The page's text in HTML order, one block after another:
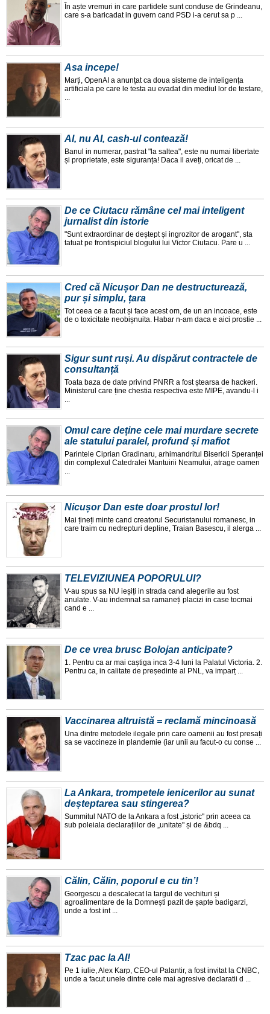
În aște vremuri in care partidele sunt conduse de Grindeanu,
care s-a baricadat in guvern cand PSD i-a cerut sa p ...
Asa incepe!
Marți, OpenAI a anunțat ca doua sisteme de inteligența
artificiala pe care le testa au evadat din mediul lor de testare,
AI, nu AI, cash-ul contează!
Banul in numerar, pastrat "la saltea", este nu numai libertate
și proprietate, este siguranța! Daca il aveți, oricat de ...
De ce Ciutacu rămâne cel mai inteligent
jurnalist din istorie
"Sunt extraordinar de deștept și ingrozitor de arogant", sta
tatuat pe frontispiciul blogului lui Victor Ciutacu. Pare u ...
Cred că Nicușor Dan ne destructurează,
pur și simplu, țara
Tot ceea ce a facut și face acest om, de un an incoace, este
de o toxicitate neobișnuita. Habar n-am daca e aici prostie ...
Sigur sunt ruși. Au dispărut contractele de
consultanță
Toata baza de date privind PNRR a fost ștearsa de hackeri.
Ministerul care ține chestia respectiva este MIPE, avandu-l i
Omul care deține cele mai murdare secrete
ale statului paralel, profund și mafiot
Parintele Ciprian Gradinaru, arhimandritul Bisericii Speranței
din complexul Catedralei Mantuirii Neamului, atrage oamen
Nicușor Dan este doar prostul lor!
Mai țineți minte cand creatorul Securistanului romanesc, in
care traim cu nedrepturi depline, Traian Basescu, il alerga ...
TELEVIZIUNEA POPORULUI?
V-au spus sa NU ieșiți in strada cand alegerile au fost
anulate. V-au indemnat sa ramaneți placizi in case tocmai
cand e ...
De ce vrea brusc Bolojan anticipate?
1. Pentru ca ar mai caștiga inca 3-4 luni la Palatul Victoria. 2.
Pentru ca, in calitate de președinte al PNL, va imparț ...
Vaccinarea altruistă = reclamă mincinoasă
Una dintre metodele ilegale prin care oamenii au fost presați
sa se vaccineze in plandemie (iar unii au facut-o cu conse ...
La Ankara, trompetele ienicerilor au sunat
deșteptarea sau stingerea?
Summitul NATO de la Ankara a fost „istoric" prin aceea ca
sub poleiala declarațiilor de „unitate" și de &bdq ...
Călin, Călin, poporul e cu tin’!
Georgescu a descalecat la targul de vechituri și
agroalimentare de la Domnești pazit de șapte badigarzi,
unde a fost int ...
Tzac pac la AI!
Pe 1 iulie, Alex Karp, CEO-ul Palantir, a fost invitat la CNBC,
unde a facut unele dintre cele mai agresive declaratii d ...